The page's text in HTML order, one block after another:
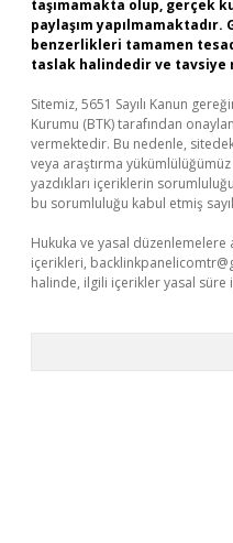
taşımamakta olup, gerçek
paylaşım
benzerlikleri tamamen
taslak halindedir ve tavsiye
Sitemiz, 5651 Sayılı Kanun
Kurumu (BTK) tarafından
vermektedir. Bu nedenle,
veya araştırma
yazdıkları içeriklerin
bu sorumluluğu kabul etmiş
Hukuka ve yasal düzenlemelere
içerikleri,
halinde, ilgili içerikler yasal süre